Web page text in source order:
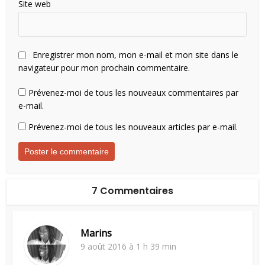
Site web
Enregistrer mon nom, mon e-mail et mon site dans le
navigateur pour mon prochain commentaire.
Prévenez-moi de tous les nouveaux commentaires par
e-mail.
Prévenez-moi de tous les nouveaux articles par e-mail.
7 Commentaires
Marins
9 août 2016 à 1 h 39 min